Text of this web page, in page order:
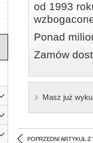
od 1993
Ponad
Zamów
Masz już
POPRZEDNI ARTYKUŁ Z